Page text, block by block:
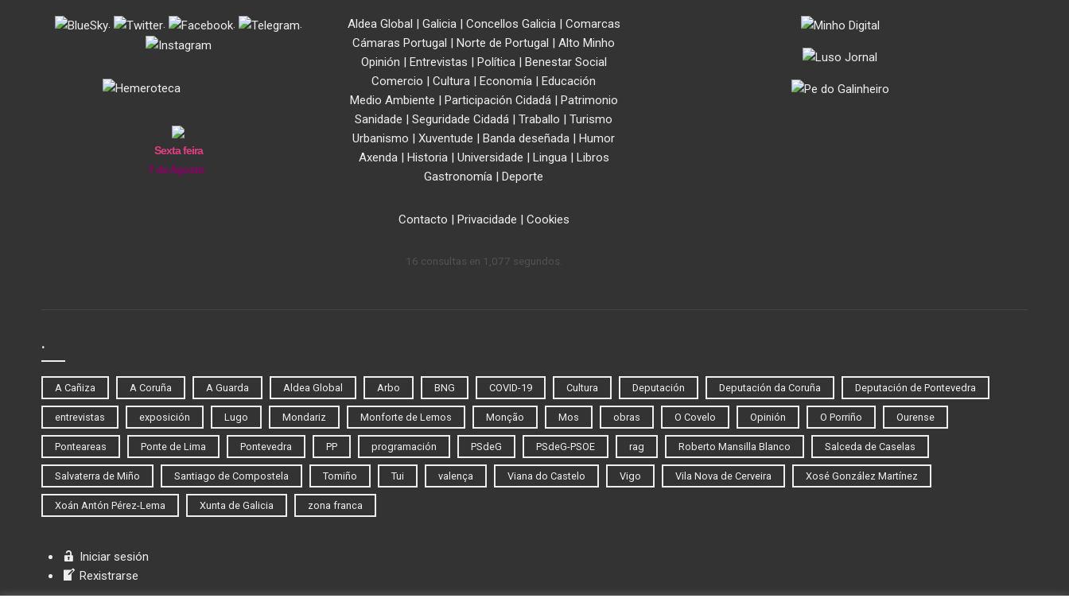
. . . .
Sexta feira
7 de Agosto
Aldea Global Galicia| Concellos Galicia| Comarcas
Cámaras Portugal
Norte de Portugal
Alto Minho
Opinión
Entrevistas Política|
Benestar Social
Comercio
Cultura Economía
Educación
Medio Ambiente
Participación Cidadá|
Patrimonio
Sanidade
Seguridade Cidadá Traballo
Turismo
Urbanismo
Xuventude Banda deseñada
Humor
Axenda| Historia| Universidade Lingua|
Libros
Gastronomía
Deporte
Contacto Privacidade Cookies
16 consultas en 1,077 segundos.
.
A Cañiza A Coruña A Guarda Aldea Global Arbo BNG COVID-19 Cultura Deputación Deputación da Coruña Deputación de Pontevedra
entrevistas exposición Lugo Mondariz Monforte de Lemos Monção Mos obras O Covelo Opinión O Porriño Ourense
Ponteareas Ponte de Lima Pontevedra PP programación PSdeG PSdeG-PSOE rag Roberto Mansilla Blanco Salceda de Caselas
Salvaterra de Miño Santiago de Compostela Tomiño Tui valença Viana do Castelo Vigo Vila Nova de Cerveira Xosé González Martínez
Xoán Antón Pérez-Lema Xunta de Galicia zona franca
Iniciar sesión
Rexistrarse